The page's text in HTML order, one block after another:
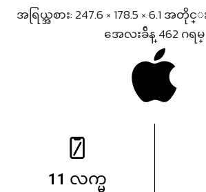
အရြယ္အစား: 247.6 × 178.5 × 6.1
အေလးခ်ိန္ 462 ဂရမ္
11 လက္မ